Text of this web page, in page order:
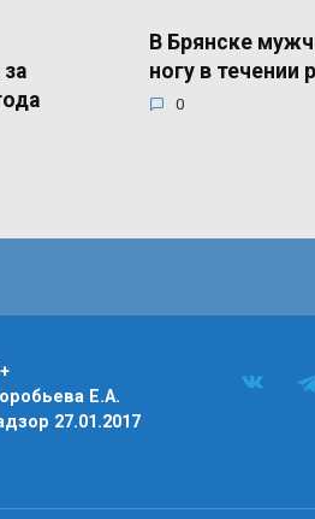
В Брянске
ногу в течении
0
Е.А.
27.01.2017